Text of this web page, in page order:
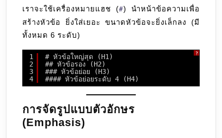
เราจะใช้เครื่องหมายแฮช (#) นำหน้าข้อความเพื่อ
สร้างหัวข้อ ยิ่งใส่เยอะ ขนาดหัวข้อจะยิ่งเล็กลง (มี
ทั้งหมด 6 ระดับ)
?
1
2
3
4
# หัวข้อใหญ่สุด (H1)
## หัวข้อรอง (H2)
### หัวข้อย่อย (H3)
#### หัวข้อย่อยระดับ 4 (H4)
การจัดรูปแบบตัวอักษร
(Emphasis)